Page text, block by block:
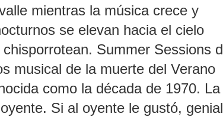
mientras la música crece y
se elevan hacia el cielo
Summer Sessions
musical de la muerte del Verano
como la década de 1970. La
Si al oyente le gustó,